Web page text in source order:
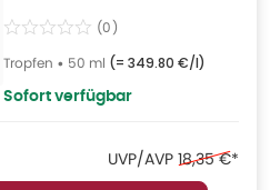
(0)
Tropfen • 50 ml (= 349.80 €/l)
Sofort verfügbar
UVP/AVP Ehemaliger
18,35 €*